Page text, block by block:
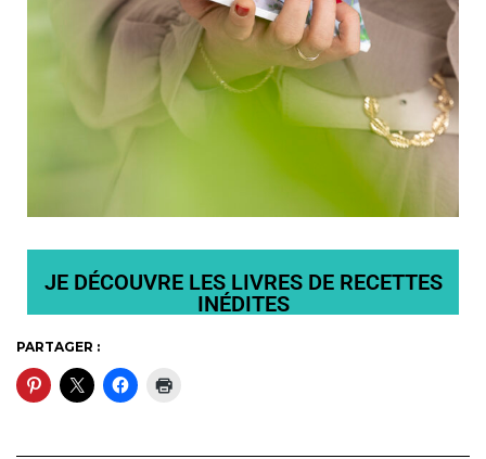
JE DÉCOUVRE LES LIVRES DE RECETTES
INÉDITES
PARTAGER :